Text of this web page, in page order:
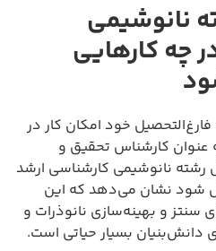
نانوشیمی
چه کارهایی
خود امکان کار در
عنوان کارشناس تحقیق و
نانوشیمی کارشناسی ارشد
شود نشان می‌دهد که این
سنتز و بهینه‌سازی نانوذرات و
دانش‌بنیان بسیار حیاتی است.